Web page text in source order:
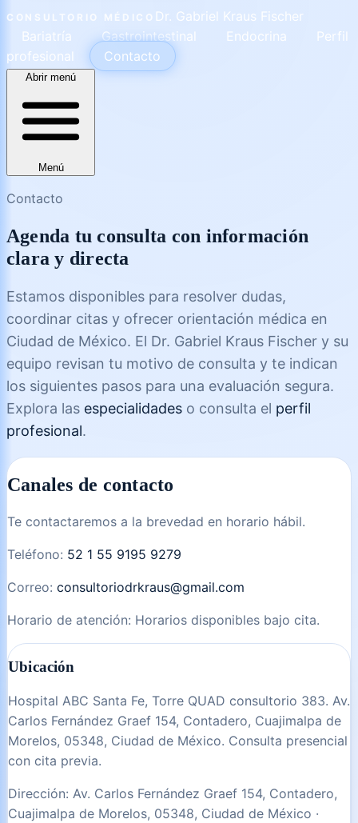
CONSULTORIO MÉDICO Dr. Gabriel Kraus Fischer
Bariatría
Gastrointestinal Endocrina
Perfil
profesional
Contacto
Abrir menú
Menú
Contacto
Agenda tu consulta con información
clara y directa
Estamos disponibles para resolver dudas,
coordinar citas y ofrecer orientación médica en
Ciudad de México. El Dr. Gabriel Kraus Fischer y su
equipo revisan tu motivo de consulta y te indican
los siguientes pasos para una evaluación segura.
Explora las especialidades o consulta el perfil
profesional.
Canales de contacto
Te contactaremos a la brevedad en horario hábil.
Teléfono: 52 1 55 9195 9279
Correo: consultoriodrkraus@gmail.com
Horario de atención: Horarios disponibles bajo cita.
Ubicación
Hospital ABC Santa Fe, Torre QUAD consultorio 383. Av.
Carlos Fernández Graef 154, Contadero, Cuajimalpa de
Morelos, 05348, Ciudad de México. Consulta presencial
con cita previa.
Dirección: Av. Carlos Fernández Graef 154, Contadero,
Cuajimalpa de Morelos, 05348, Ciudad de México ·